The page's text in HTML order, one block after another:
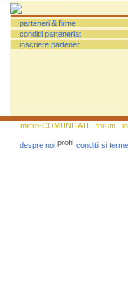
parteneri & firme
conditii parteneriat
inscriere partener
micro-COMUNITATI forum
despre noi conditii si